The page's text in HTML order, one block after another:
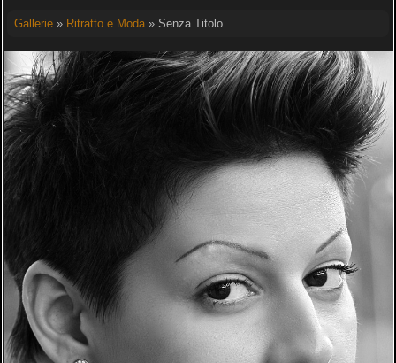
Gallerie» Ritratto e Moda» Senza Titolo